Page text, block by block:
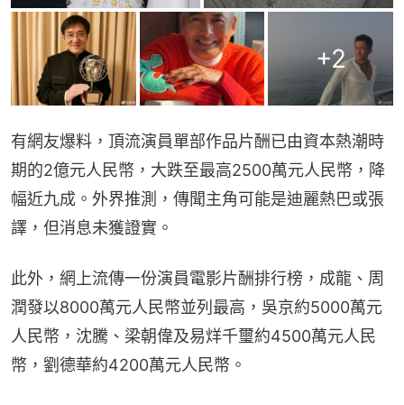
+2
有網友爆料，頂流演員單部作品片酬已由資本熱潮時
期的2億元人民幣，大跌至最高2500萬元人民幣，降
幅近九成。外界推測，傳聞主角可能是迪麗熱巴或張
譯，但消息未獲證實。
此外，網上流傳一份演員電影片酬排行榜，成龍、周
潤發以8000萬元人民幣並列最高，吳京約5000萬元
人民幣，沈騰、梁朝偉及易烊千璽約4500萬元人民
幣，劉德華約4200萬元人民幣。